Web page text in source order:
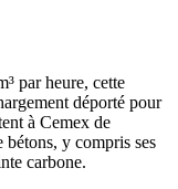
par heure, cette
déporté pour
à Cemex de
bétons, y compris ses
carbone.